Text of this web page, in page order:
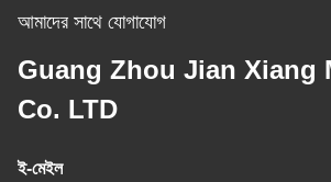
আমাদের সাথে যোগাযোগ
Guang Zhou Jian Xiang
Co. LTD
ই-মেইল